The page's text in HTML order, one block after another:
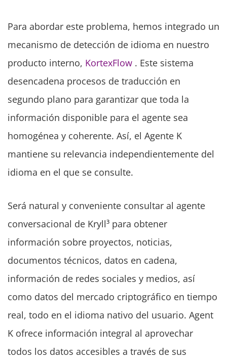
Para abordar este problema, hemos integrado un
mecanismo de detección de idioma en nuestro
producto interno, KortexFlow . Este sistema
desencadena procesos de traducción en
segundo plano para garantizar que toda la
información disponible para el agente sea
homogénea y coherente. Así, el Agente K
mantiene su relevancia independientemente del
idioma en el que se consulte.
Será natural y conveniente consultar al agente
conversacional de Kryll³ para obtener
información sobre proyectos, noticias,
documentos técnicos, datos en cadena,
información de redes sociales y medios, así
como datos del mercado criptográfico en tiempo
real, todo en el idioma nativo del usuario. Agent
K ofrece información integral al aprovechar
todos los datos accesibles a través de sus